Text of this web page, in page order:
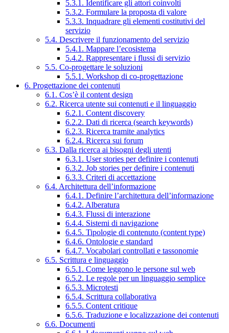
5.3.1. Identificare gli attori coinvolti
5.3.2. Formulare la proposta di valore
5.3.3. Inquadrare gli elementi costitutivi del
servizio
5.4. Descrivere il funzionamento del servizio
5.4.1. Mappare l’ecosistema
5.4.2. Rappresentare i flussi di servizio
5.5. Co-progettare le soluzioni
5.5.1. Workshop di co-progettazione
6. Progettazione dei contenuti
6.1. Cos’è il content design
6.2. Ricerca utente sui contenuti e il linguaggio
6.2.1. Content discovery
6.2.2. Dati di ricerca (search keywords)
6.2.3. Ricerca tramite analytics
6.2.4. Ricerca sui forum
6.3. Dalla ricerca ai bisogni degli utenti
6.3.1. User stories per definire i contenuti
6.3.2. Job stories per definire i contenuti
6.3.3. Criteri di accettazione
6.4. Architettura dell’informazione
6.4.1. Definire l’architettura dell’informazione
6.4.2. Alberatura
6.4.3. Flussi di interazione
6.4.4. Sistemi di navigazione
6.4.5. Tipologie di contenuto (content type)
6.4.6. Ontologie e standard
6.4.7. Vocabolari controllati e tassonomie
6.5. Scrittura e linguaggio
6.5.1. Come leggono le persone sul web
6.5.2. Le regole per un linguaggio semplice
6.5.3. Microtesti
6.5.4. Scrittura collaborativa
6.5.5. Content critique
6.5.6. Traduzione e localizzazione dei contenuti
6.6. Documenti